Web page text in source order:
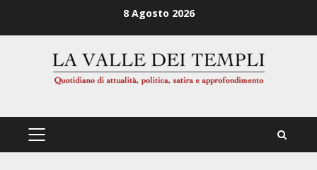
8 Agosto 2026
PRIMÄRES